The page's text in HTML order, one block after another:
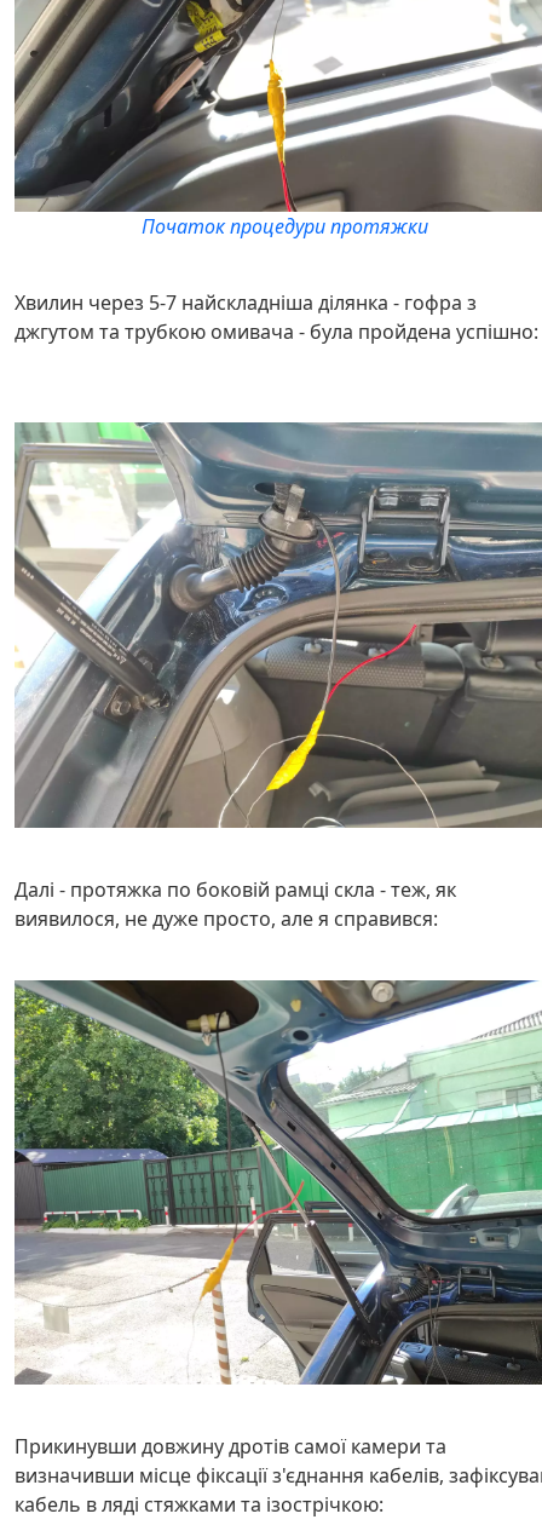
Початок процедури протяжки
Хвилин через 5-7 найскладніша ділянка - гофра з
джгутом та трубкою омивача - була пройдена успішно:
Далі - протяжка по боковій рамці скла - теж, як
виявилося, не дуже просто, але я справився:
Прикинувши довжину дротів самої камери та
визначивши місце фіксації з'єднання кабелів,
кабель в ляді стяжками та ізострічкою: